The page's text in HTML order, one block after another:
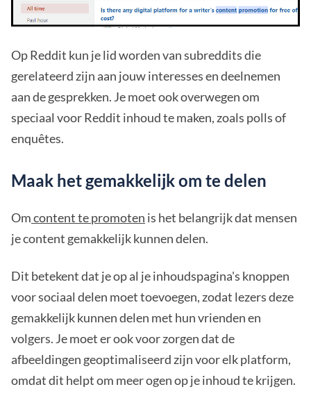
Op Reddit kun je lid worden van subreddits die
gerelateerd zijn aan jouw interesses en deelnemen
aan de gesprekken. Je moet ook overwegen om
speciaal voor Reddit inhoud te maken, zoals polls of
enquêtes.
Maak het gemakkelijk om te delen
Omcontent te promoten is het belangrijk dat mensen
je content gemakkelijk kunnen delen.
Dit betekent dat je op al je inhoudspagina's knoppen
voor sociaal delen moet toevoegen, zodat lezers deze
gemakkelijk kunnen delen met hun vrienden en
volgers. Je moet er ook voor zorgen dat de
afbeeldingen geoptimaliseerd zijn voor elk platform,
omdat dit helpt om meer ogen op je inhoud te krijgen.